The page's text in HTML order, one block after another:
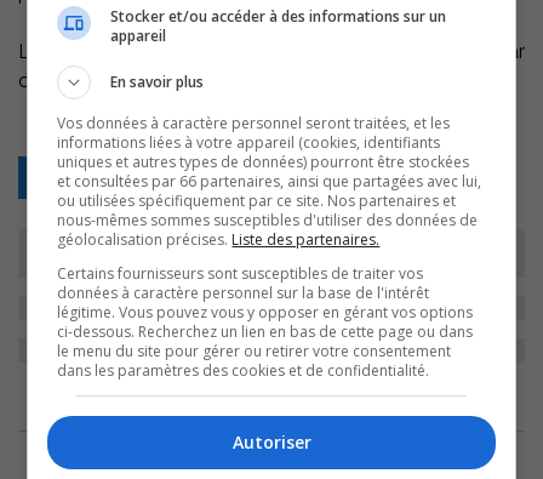
La circulation sur le chemin Saint-Roch est ralentie par
ces travaux.
Retour
ARCHIVES
9 août 2026
Stocker et/ou accéder à des informations sur un
appareil
En savoir plus
Vos données à caractère personnel seront traitées, et les
informations liées à votre appareil (cookies, identifiants
uniques et autres types de données) pourront être stockées
et consultées par 66 partenaires, ainsi que partagées avec lui,
ou utilisées spécifiquement par ce site. Nos partenaires et
nous-mêmes sommes susceptibles d'utiliser des données de
géolocalisation précises. Liste des partenaires.
Certains fournisseurs sont susceptibles de traiter vos
données à caractère personnel sur la base de l'intérêt
légitime. Vous pouvez vous y opposer en gérant vos options
ci-dessous. Recherchez un lien en bas de cette page ou dans
le menu du site pour gérer ou retirer votre consentement
dans les paramètres des cookies et de confidentialité.
Autoriser